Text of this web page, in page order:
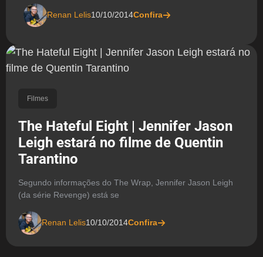
Renan Lelis10/10/2014Confira
Filmes
The Hateful Eight | Jennifer Jason
Leigh estará no filme de Quentin
Tarantino
Segundo informações do The Wrap, Jennifer Jason Leigh
(da série Revenge) está se
Renan Lelis10/10/2014Confira